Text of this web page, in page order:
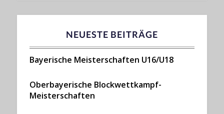
NEUESTE BEITRÄGE
Bayerische Meisterschaften U16/U18
Oberbayerische Blockwettkampf-
Meisterschaften